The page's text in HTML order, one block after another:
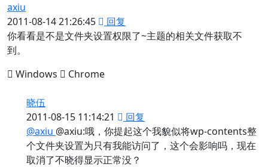
axiu
2011-08-14 21:26:45
回复
你看看是不是文件夹设置权限了~主题的相关文件获取不
到。
Windows
Chrome
晓伍
2011-08-15 11:14:21
回复
@axiu @axiu:哦，你提起这个我貌似将wp-contents整
个文件夹设置为只有我能访问了，这个会影响吗，现在
取消了不晓得显示正常没？